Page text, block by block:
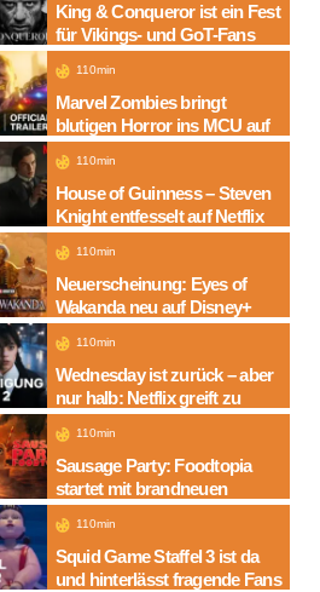
King & Conqueror ist ein Fest
für Vikings- und GoT-Fans
110min
Marvel Zombies bringt
blutigen Horror ins MCU auf
Disney+
110min
House of Guinness – Steven
Knight entfesselt auf Netflix
die dunkle Seite einer
Legende
110min
Neuerscheinung: Eyes of
Wakanda neu auf Disney+
110min
Wednesday ist zurück – aber
nur halb: Netflix greift zu
neuem Serien-Trick
110min
Sausage Party: Foodtopia
startet mit brandneuen
Folgen auf Amazon
110min
Squid Game Staffel 3 ist da
und hinterlässt fragende Fans